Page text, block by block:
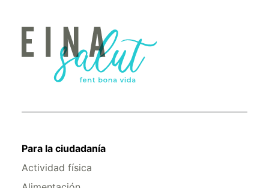
Para la ciudadanía
Actividad física